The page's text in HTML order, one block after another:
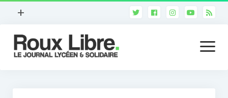
ouvrir
menu
+
Qui sommes-nous ?
Notre ligne éditoriale
ouvrir
le